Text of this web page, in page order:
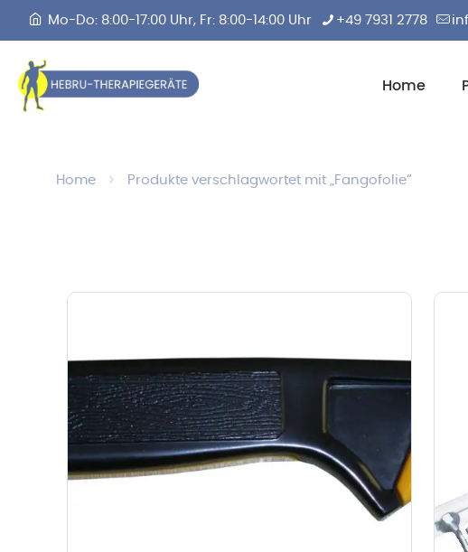
Mo-Do: 8:00-17:00 Uhr, Fr: 8:00-14:00 Uhr +49 7931 2778
Home
Home Produkte verschlagwortet mit „Fangofolie“